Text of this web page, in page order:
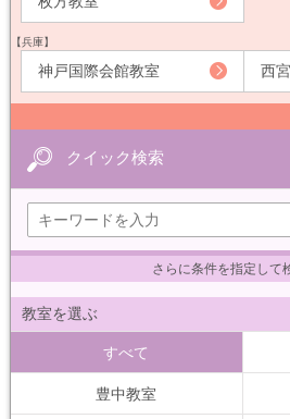
【兵庫】
神戸国際会館教室 西
クイック検索
さらに条件を指定して
教室を選ぶ
すべて
豊中教室